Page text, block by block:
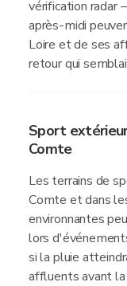
vérification radar
après-midi
Loire et de ses
retour qui
Sport
Comte
Les terrains de
Comte et dans
environnantes
lors
si la pluie
affluents avant la